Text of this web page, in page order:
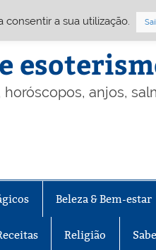
anjos,
Beleza & Bem-estar
Religião
consentir a sua utilização.